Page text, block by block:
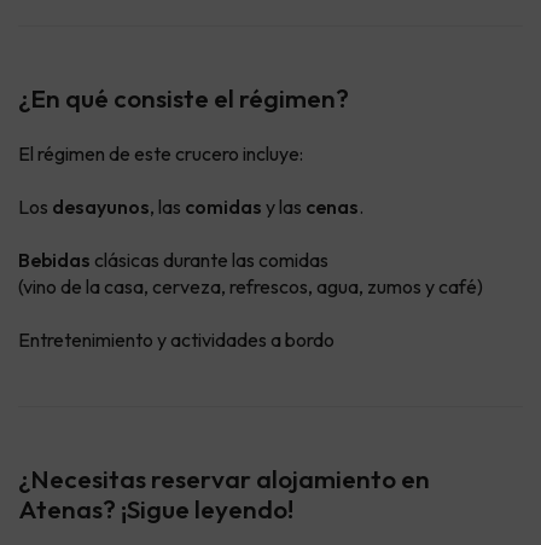
¿En qué consiste el régimen?
El régimen de este crucero incluye:
Los desayunos, las comidas y las cenas.
Bebidas clásicas durante las comidas
(vino de la casa, cerveza, refrescos, agua, zumos y café)
Entretenimiento y actividades a bordo
¿Necesitas reservar alojamiento en
Atenas? ¡Sigue leyendo!